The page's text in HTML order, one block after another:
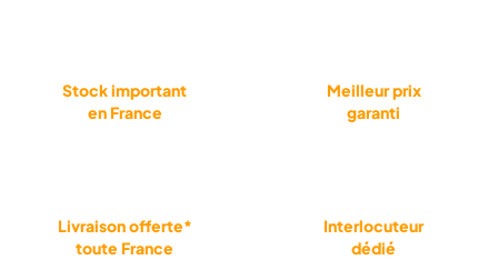
Stock important
en France
Meilleur prix
garanti
Livraison offerte*
toute France
Interlocuteur
dédié